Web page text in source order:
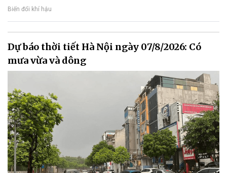
Biến đổi khí hậu
Dự báo thời tiết Hà Nội ngày 07/8/2026: Có
mưa vừa và dông